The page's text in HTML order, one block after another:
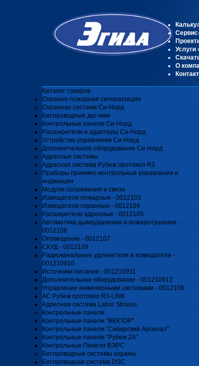
Услуги
О
Каталог товаров
Охранно-пожарная сигнализация
Охранная система Си-Норд
Беспроводные датчики
Контрольные панели Си-Норд
Расширители и адаптеры Си-Норд
Устройства управления Си-Норд
Дополнительное оборудование Си-Норд
Адресные системы
Адресная система Рубеж протокол R3
Приборы приемно-контрольные управления и
индикации
Модули сопряжения и связи
Извещатели пожарные - 0012103
Извещатели охранные - 0012104
Расширители адресные - 0012105
Автоматика дымоудаления и пожаротушения -
0012106
Оповещение - 0012107
СКУД - 0012109
Радиоканальные удлинители и извещатели -
001210910
Источники питания - 001210911
Дополнительное оборудование - 001210912
Управление инженерными системами - 0012108
АС Рубеж протокол R3-LINK
Адресная система Labor Strauss
Контрольные панели
Контрольные панели "ВЕКТОР"
Контрольные панели "Сибирский Арсенал"
Контрольные панели "Рубеж 2А"
Контрольные Панели ВЭРС
Беспроводные системы охраны
Беспроводная система DSC